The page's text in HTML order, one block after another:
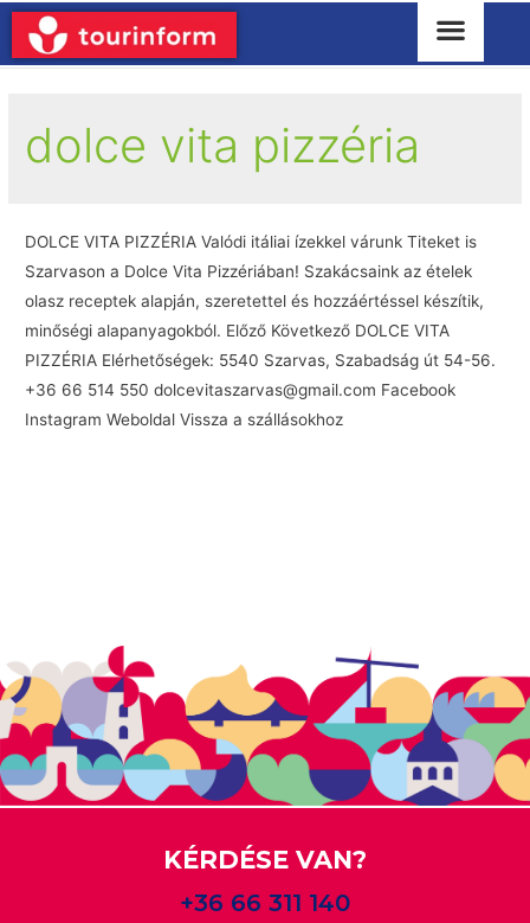
dolce vita pizzéria
DOLCE VITA PIZZÉRIA Valódi itáliai ízekkel várunk Titeket is
Szarvason a Dolce Vita Pizzériában! Szakácsaink az ételek
olasz receptek alapján, szeretettel és hozzáértéssel készítik,
minőségi alapanyagokból. Előző Következő DOLCE VITA
PIZZÉRIA Elérhetőségek: 5540 Szarvas, Szabadság út 54-56.
+36 66 514 550 dolcevitaszarvas@gmail.com Facebook
Instagram Weboldal Vissza a szállásokhoz
KÉRDÉSE VAN?
+36 66 311 140